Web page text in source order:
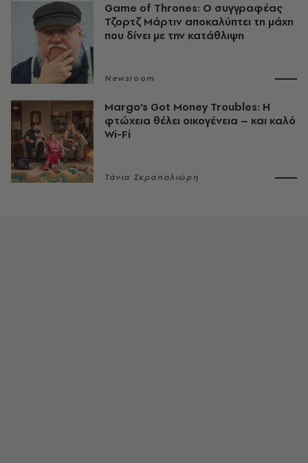
Game of Thrones: Ο συγγραφέας
Τζορτζ Μάρτιν αποκαλύπτει τη μάχη
που δίνει με την κατάθλιψη
Newsroom
Margo’s Got Money Troubles: H
φτώχεια θέλει οικογένεια – και καλό
Wi-Fi
Τάνια Σκραπαλιώρη